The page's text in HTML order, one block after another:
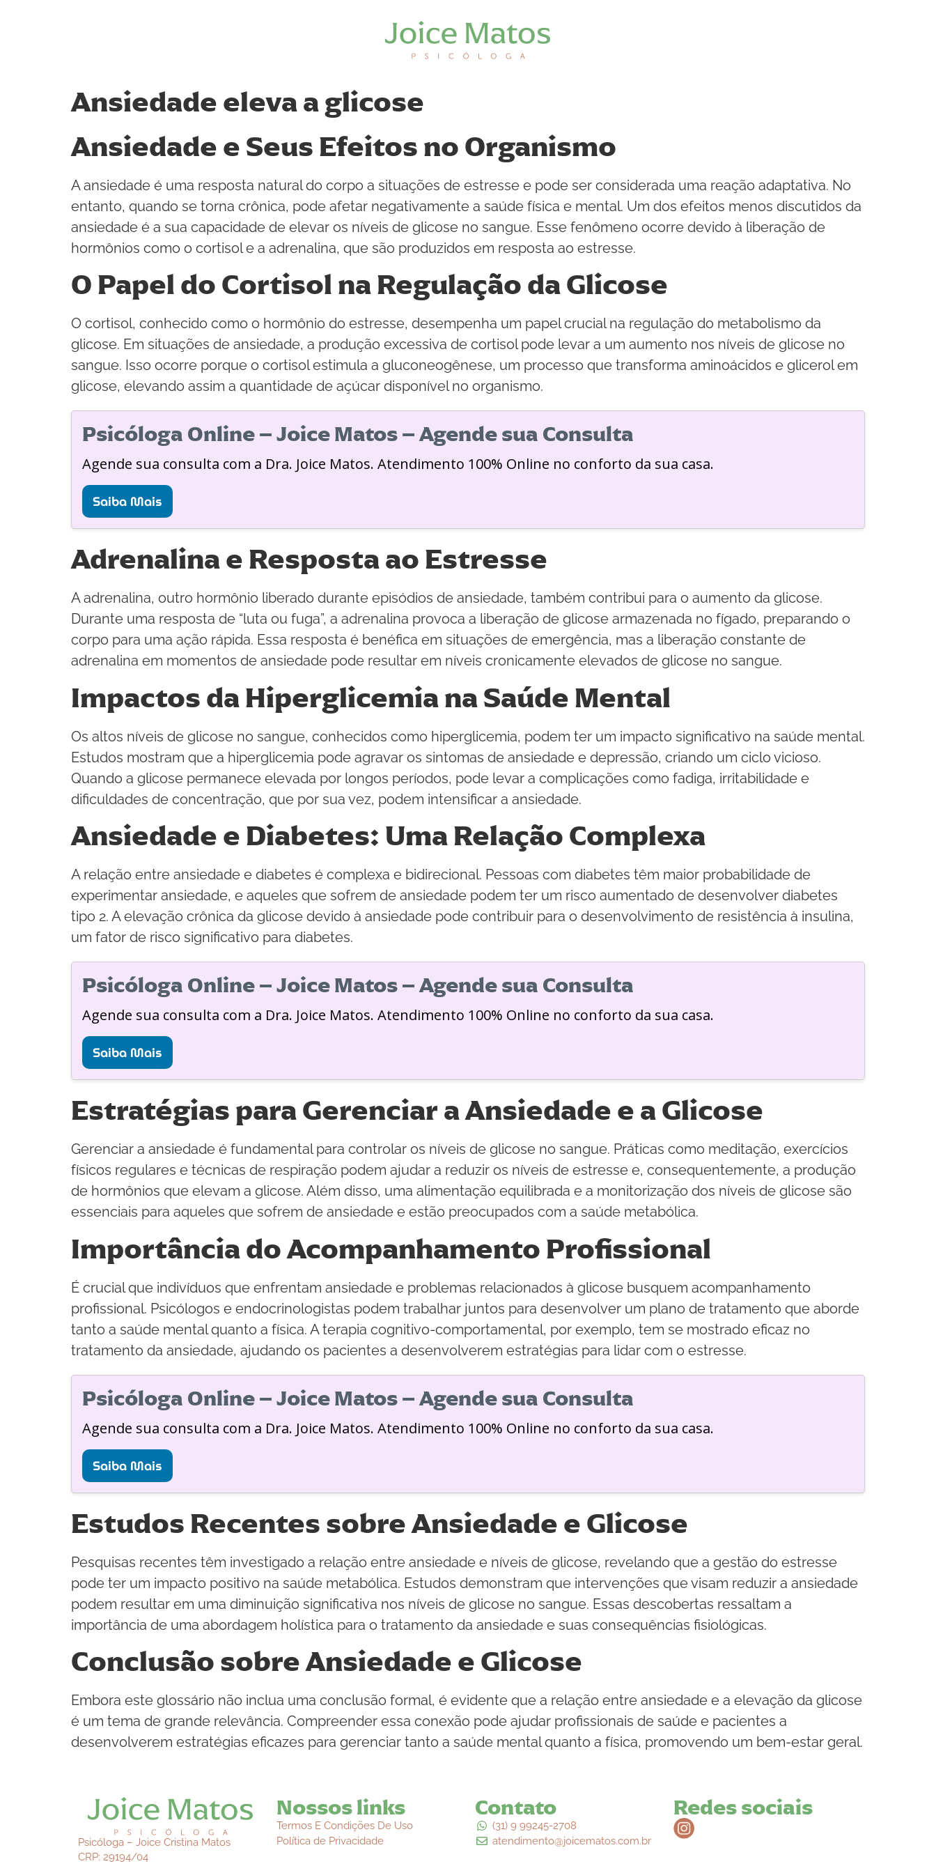
Ansiedade eleva a glicose
Ansiedade e Seus Efeitos no Organismo
A ansiedade é uma resposta natural do corpo a situações de estresse e pode ser considerada uma reação adaptativa. No
entanto, quando se torna crônica, pode afetar negativamente a saúde física e mental. Um dos efeitos menos discutidos da
ansiedade é a sua capacidade de elevar os níveis de glicose no sangue. Esse fenômeno ocorre devido à liberação de
hormônios como o cortisol e a adrenalina, que são produzidos em resposta ao estresse.
O Papel do Cortisol na Regulação da Glicose
O cortisol, conhecido como o hormônio do estresse, desempenha um papel crucial na regulação do metabolismo da
glicose. Em situações de ansiedade, a produção excessiva de cortisol pode levar a um aumento nos níveis de glicose no
sangue. Isso ocorre porque o cortisol estimula a gluconeogênese, um processo que transforma aminoácidos e glicerol em
glicose, elevando assim a quantidade de açúcar disponível no organismo.
Psicóloga Online – Joice Matos – Agende sua Consulta
Agende sua consulta com a Dra. Joice Matos. Atendimento 100% Online no conforto da sua casa.
Saiba Mais
Adrenalina e Resposta ao Estresse
A adrenalina, outro hormônio liberado durante episódios de ansiedade, também contribui para o aumento da glicose.
Durante uma resposta de “luta ou fuga”, a adrenalina provoca a liberação de glicose armazenada no fígado, preparando o
corpo para uma ação rápida. Essa resposta é benéfica em situações de emergência, mas a liberação constante de
adrenalina em momentos de ansiedade pode resultar em níveis cronicamente elevados de glicose no sangue.
Impactos da Hiperglicemia na Saúde Mental
Os altos níveis de glicose no sangue, conhecidos como hiperglicemia, podem ter um impacto significativo na saúde mental.
Estudos mostram que a hiperglicemia pode agravar os sintomas de ansiedade e depressão, criando um ciclo vicioso.
Quando a glicose permanece elevada por longos períodos, pode levar a complicações como fadiga, irritabilidade e
dificuldades de concentração, que por sua vez, podem intensificar a ansiedade.
Ansiedade e Diabetes: Uma Relação Complexa
A relação entre ansiedade e diabetes é complexa e bidirecional. Pessoas com diabetes têm maior probabilidade de
experimentar ansiedade, e aqueles que sofrem de ansiedade podem ter um risco aumentado de desenvolver diabetes
tipo 2. A elevação crônica da glicose devido à ansiedade pode contribuir para o desenvolvimento de resistência à insulina,
um fator de risco significativo para diabetes.
Psicóloga Online – Joice Matos – Agende sua Consulta
Agende sua consulta com a Dra. Joice Matos. Atendimento 100% Online no conforto da sua casa.
Saiba Mais
Estratégias para Gerenciar a Ansiedade e a Glicose
Gerenciar a ansiedade é fundamental para controlar os níveis de glicose no sangue. Práticas como meditação, exercícios
físicos regulares e técnicas de respiração podem ajudar a reduzir os níveis de estresse e, consequentemente, a produção
de hormônios que elevam a glicose. Além disso, uma alimentação equilibrada e a monitorização dos níveis de glicose são
essenciais para aqueles que sofrem de ansiedade e estão preocupados com a saúde metabólica.
Importância do Acompanhamento Profissional
É crucial que indivíduos que enfrentam ansiedade e problemas relacionados à glicose busquem acompanhamento
profissional. Psicólogos e endocrinologistas podem trabalhar juntos para desenvolver um plano de tratamento que aborde
tanto a saúde mental quanto a física. A terapia cognitivo-comportamental, por exemplo, tem se mostrado eficaz no
tratamento da ansiedade, ajudando os pacientes a desenvolverem estratégias para lidar com o estresse.
Psicóloga Online – Joice Matos – Agende sua Consulta
Agende sua consulta com a Dra. Joice Matos. Atendimento 100% Online no conforto da sua casa.
Saiba Mais
Estudos Recentes sobre Ansiedade e Glicose
Pesquisas recentes têm investigado a relação entre ansiedade e níveis de glicose, revelando que a gestão do estresse
pode ter um impacto positivo na saúde metabólica. Estudos demonstram que intervenções que visam reduzir a ansiedade
podem resultar em uma diminuição significativa nos níveis de glicose no sangue. Essas descobertas ressaltam a
importância de uma abordagem holística para o tratamento da ansiedade e suas consequências fisiológicas.
Conclusão sobre Ansiedade e Glicose
Embora este glossário não inclua uma conclusão formal, é evidente que a relação entre ansiedade e a elevação da glicose
é um tema de grande relevância. Compreender essa conexão pode ajudar profissionais de saúde e pacientes a
desenvolverem estratégias eficazes para gerenciar tanto a saúde mental quanto a física, promovendo um bem-estar geral.
Psicóloga – Joice Cristina Matos
CRP: 29194/04
Nossos links
Termos E Condições De Uso
Política de Privacidade
Contato
(31) 9 99245-2708
atendimento@joicematos.com.br
Redes sociais